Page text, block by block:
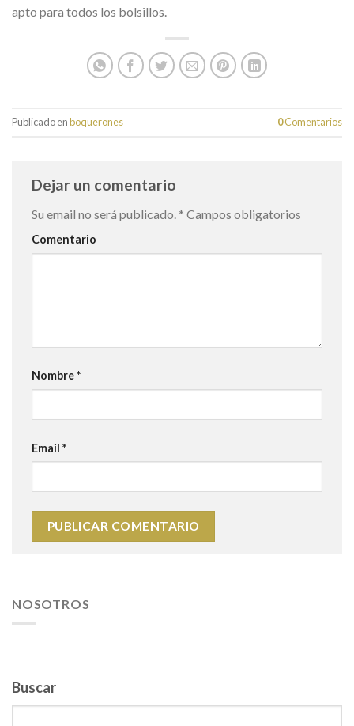
apto para todos los bolsillos.
Publicado enboquerones 0Comentarios
Dejar un comentario
Su email no será publicado. * Campos obligatorios
Comentario
Nombre*
Email *
NOSOTROS
Buscar